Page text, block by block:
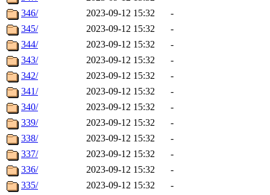
346/
2023-09-12 15:32
-
345/
2023-09-12 15:32
-
344/
2023-09-12 15:32
-
343/
2023-09-12 15:32
-
342/
2023-09-12 15:32
-
341/
2023-09-12 15:32
-
340/
2023-09-12 15:32
-
339/
2023-09-12 15:32
-
338/
2023-09-12 15:32
-
337/
2023-09-12 15:32
-
336/
2023-09-12 15:32
-
335/
2023-09-12 15:32
-